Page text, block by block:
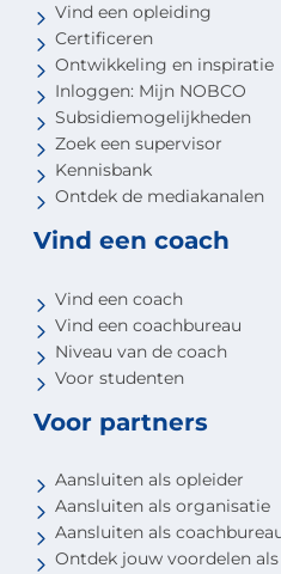
Vind een opleiding
Certificeren
Ontwikkeling en inspiratie
Inloggen: Mijn NOBCO
Subsidiemogelijkheden
Zoek een supervisor
Kennisbank
Ontdek de mediakanalen
Vind een coach
Vind een coach
Vind een coachbureau
Niveau van de coach
Voor studenten
Voor partners
Aansluiten als opleider
Aansluiten als organisatie
Aansluiten als
Ontdek jouw voordelen